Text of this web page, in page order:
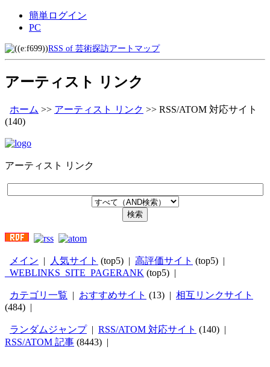
簡単ログイン
PC
RSS of 芸術探訪アートマップ
アーティスト リンク
ホーム >> アーティスト リンク >> RSS/ATOM 対応サイト
(140)
アーティスト リンク
メイン | 人気サイト (top5) | 高評価サイト (top5) |
_WEBLINKS_SITE_PAGERANK (top5) |
カテゴリ一覧 | おすすめサイト (13) | 相互リンクサイト
(484) |
ランダムジャンプ| RSS/ATOM 対応サイト (140) |
RSS/ATOM 記事 (8443) |